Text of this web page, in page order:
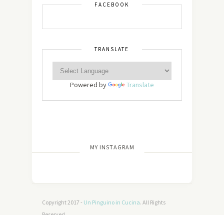
FACEBOOK
TRANSLATE
Powered by Translate
MY INSTAGRAM
[wdi_feed id=”2″]
Copyright 2017 - Un Pinguino in Cucina. All Rights